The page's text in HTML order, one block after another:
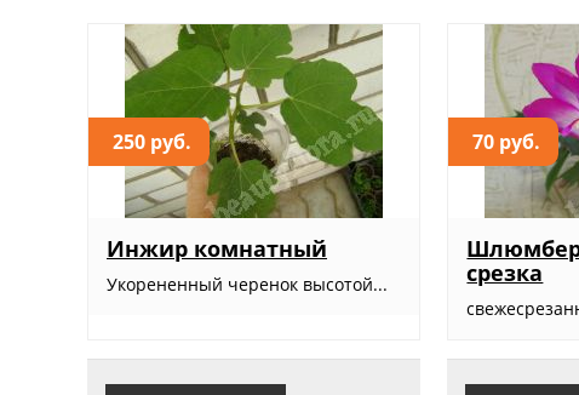
250 руб.
Инжир комнатный
Укорененный черенок высотой...
70 руб.
срезка